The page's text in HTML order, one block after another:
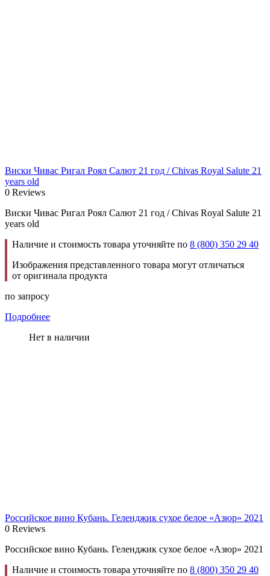
Виски Чивас Ригал Роял Салют 21 год / Chivas Royal Salute 21
years old
0 Reviews
Виски Чивас Ригал Роял Салют 21 год / Chivas Royal Salute 21
years old
Наличие и стоимость товара уточняйте по 8 (800) 350 29 40
Изображения представленного товара могут отличаться
от оригинала продукта
по запросу
Подробнее
Нет в наличии
Российское вино Кубань. Геленджик сухое белое «Азюр» 2021
0 Reviews
Российское вино Кубань. Геленджик сухое белое «Азюр» 2021
Наличие и стоимость товара уточняйте по 8 (800) 350 29 40